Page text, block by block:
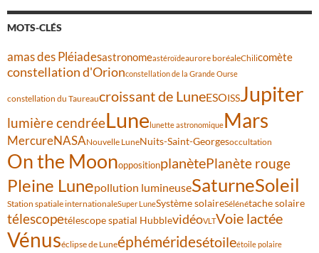
MOTS-CLÉS
amas des Pléiadesastronomeastéroïdeaurore boréaleChilicomète
constellation d'Orionconstellation de la Grande Ourse
constellation du Taureaucroissant de LuneESOISSJupiter
lumière cendréeLune lunette astronomiqueMars
MercureNASANouvelle LuneNuits-Saint-Georgesoccultation
On the MoonoppositionplanètePlanète rouge
Pleine Lunepollution lumineuseSaturneSoleil
Station spatiale internationaleSuper LuneSystème solaireSélénétache solaire
télescopetélescope spatial HubblevidéoVLTVoie lactée
Vénuséclipse de Luneéphéméridesétoileétoile polaire